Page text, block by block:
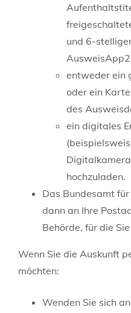
und 6-
entweder ein
oder ein
des
ein digitales
hochzuladen.
Das Bundesamt
dann an Ihre
Behörde, für die
Wenn Sie die Auskunft
möchten:
Wenden Sie sich